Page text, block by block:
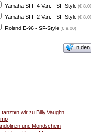
Yamaha SFF 4 Vari. - SF-Style (€
Yamaha SFF 2 Vari. - SF-Style (€
Roland E-96 - SF-Style (€ 8,00)
In den
tanzten wir zu Billy Vaughn
und Mondschein